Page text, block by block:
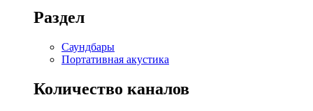
Раздел
Саундбары
Портативная акустика
Количество каналов